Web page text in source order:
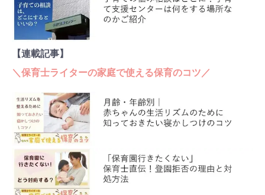
【連載記事】
＼保育士ライターの家庭で使える保育のコツ／